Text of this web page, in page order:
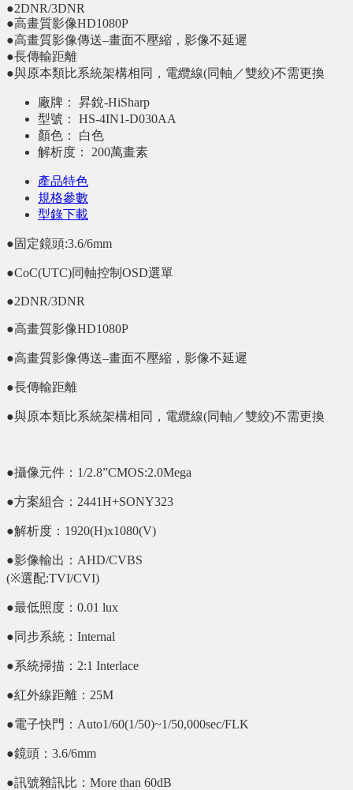
●2DNR/3DNR
●高畫質影像HD1080P
●高畫質影像傳送–畫面不壓縮，影像不延遲
●長傳輸距離
●與原本類比系統架構相同，電纜線(同軸／雙絞)不需更換
廠牌：
昇銳-HiSharp
型號：
HS-4IN1-D030AA
顏色：
白色
解析度：
200萬畫素
產品特色
規格參數
型錄下載
●固定鏡頭:3.6/6mm
●CoC(UTC)同軸控制OSD選單
●2DNR/3DNR
●高畫質影像HD1080P
●高畫質影像傳送–畫面不壓縮，影像不延遲
●長傳輸距離
●與原本類比系統架構相同，電纜線(同軸／雙絞)不需更換
●攝像元件：1/2.8”CMOS:2.0Mega
●方案組合：2441H+SONY323
●解析度：1920(H)x1080(V)
●影像輸出：AHD/CVBS
(※選配:TVI/CVI)
●最低照度：0.01 lux
●同步系統：Internal
●系統掃描：2:1 Interlace
●紅外線距離：25M
●電子快門：Auto1/60(1/50)~1/50,000sec/FLK
●鏡頭：3.6/6mm
●訊號雜訊比：More than 60dB